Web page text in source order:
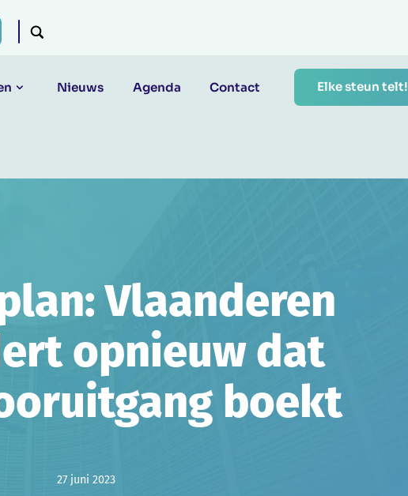
Nieuws Agenda Contact Elke steun telt!
Vlaanderen
opnieuw dat
boekt
27 juni 2023